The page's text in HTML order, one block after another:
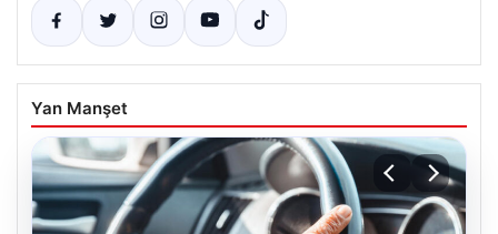
Yan Manşet